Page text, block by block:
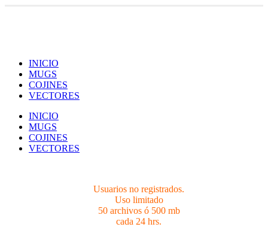
INICIO
MUGS
COJINES
VECTORES
INICIO
MUGS
COJINES
VECTORES
Usuarios no registrados.
Uso limitado
50 archivos ó 500 mb
cada 24 hrs.